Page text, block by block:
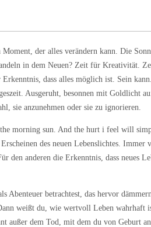
der alles verändern kann. Die
in dem Neuen? Zeit für Kreativität.
dass alles möglich ist. Sein
Ausgeruht, besonnen mit Goldlicht
sie anzunehmen oder sie zu ignorieren.
morning sun. And the hurt i feel will
des neuen Lebenslichtes.
den anderen die Erkenntnis, dass neues
Abenteuer betrachtest, das hervor
weißt du, wie wertvoll Leben wahrhaft
außer dem Tod, mit dem du von Geburt